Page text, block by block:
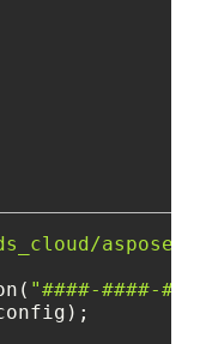
"####-####-